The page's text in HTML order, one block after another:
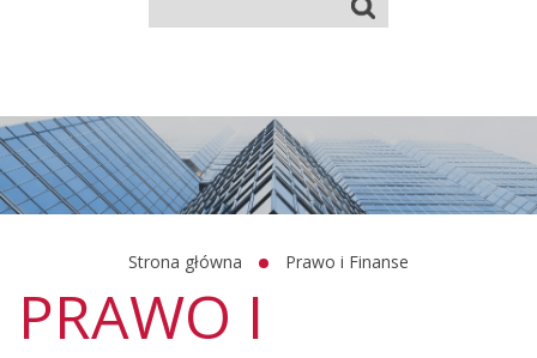
Strona główna Prawo i Finanse
PRAWO I